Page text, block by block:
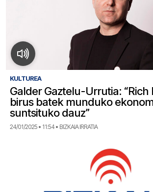
KULTUREA
Galder Gaztelu-Urrutia: “Rich
birus batek munduko
suntsituko dauz”
24/01/2025 • 11:54 • BIZKAIA IRRATIA